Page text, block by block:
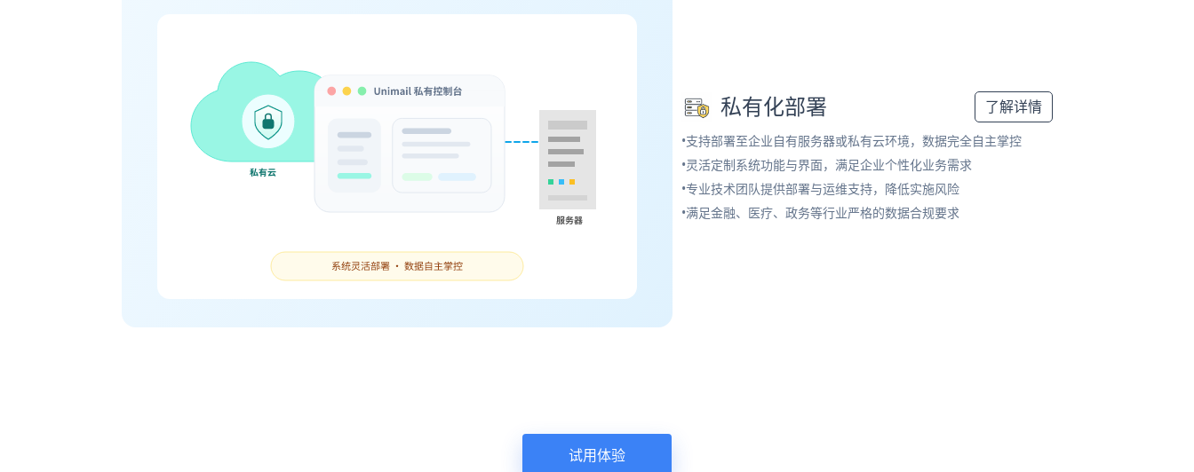
私有化部署 了解详情
•支持部署至企业自有服务器或私有云环境，数据完全自主掌控
•灵活定制系统功能与界面，满足企业个性化业务需求
•专业技术团队提供部署与运维支持，降低实施风险
•满足金融、医疗、政务等行业严格的数据合规要求
试用体验